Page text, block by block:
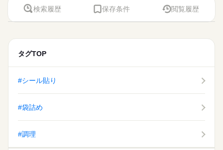
検索履歴 保存条件 閲覧履歴
タグTOP
#シール貼り
#袋詰め
#調理